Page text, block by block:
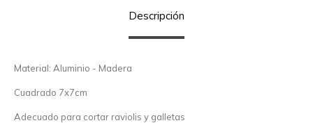
Descripción
Material: Aluminio - Madera
Cuadrado 7x7cm
Adecuado para cortar raviolis y galletas